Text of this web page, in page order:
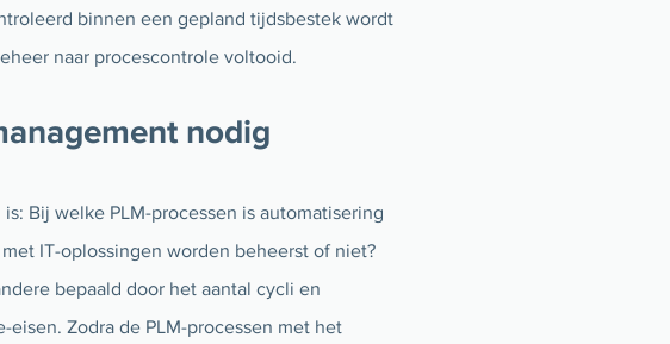
binnen een gepland tijdsbestek wordt
naar procescontrole voltooid.
nodig
Bij welke PLM-processen is automatisering
IT-oplossingen worden beheerst of niet?
bepaald door het aantal cycli en
Zodra de PLM-processen met het